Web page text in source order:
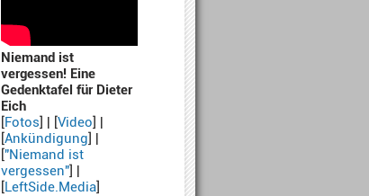
Niemand ist
vergessen! Eine
Gedenktafel für Dieter
Eich
[Fotos] | [Video] |
[Ankündigung] |
["Niemand ist
vergessen"] |
[LeftSide.Media]